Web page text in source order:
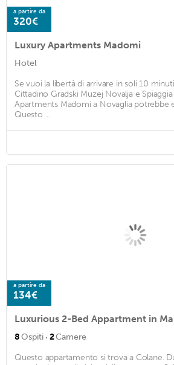
a partire da
320€
Luxury Apartments Madomi
Hotel
Se vuoi la libertà di arrivare in soli 10
Cittadino Gradski Muzej Novalja e
Apartments Madomi a Novaglia potrebbe
Questo ...
a partire da
134€
Luxurious 2-Bed Appartment in
8Ospiti · 2Camere
Questo appartamento si trova a Colane.